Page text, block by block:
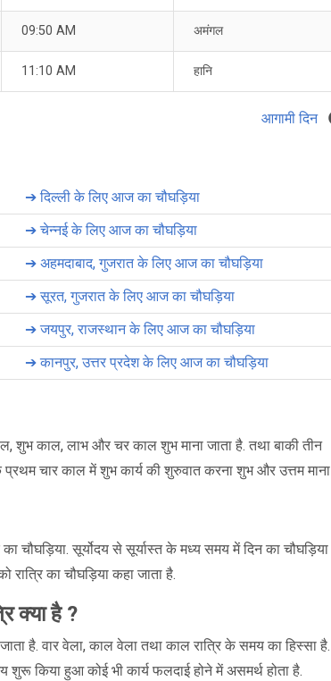
09:50 AM अमंगल
11:10 AM हानि
आगामी दिन
➔दिल्ली के लिए आज का चौघड़िया
➔चेन्नई के लिए आज का चौघड़िया
➔ अहमदाबाद, गुजरात के लिए आज का चौघड़िया
➔सूरत, गुजरात के लिए आज का चौघड़िया
➔जयपुर, राजस्थान के लिए आज का चौघड़िया
➔कानपुर, उत्तर प्रदेश के लिए आज का चौघड़िया
शुभ काल, लाभ और चर काल शुभ माना जाता है. तथा बाकी तीन
प्रथम चार काल में शुभ कार्य की शुरुवात करना शुभ और उत्तम माना
चौघड़िया. सूर्योदय से सूर्यास्त के मध्य समय में दिन का चौघड़िया
का चौघड़िया कहा जाता है.
क्या है ?
है. वार वेला, काल वेला तथा काल रात्रि के समय का हिस्सा है.
किया हुआ कोई भी कार्य फलदाई होने में असमर्थ होता है.